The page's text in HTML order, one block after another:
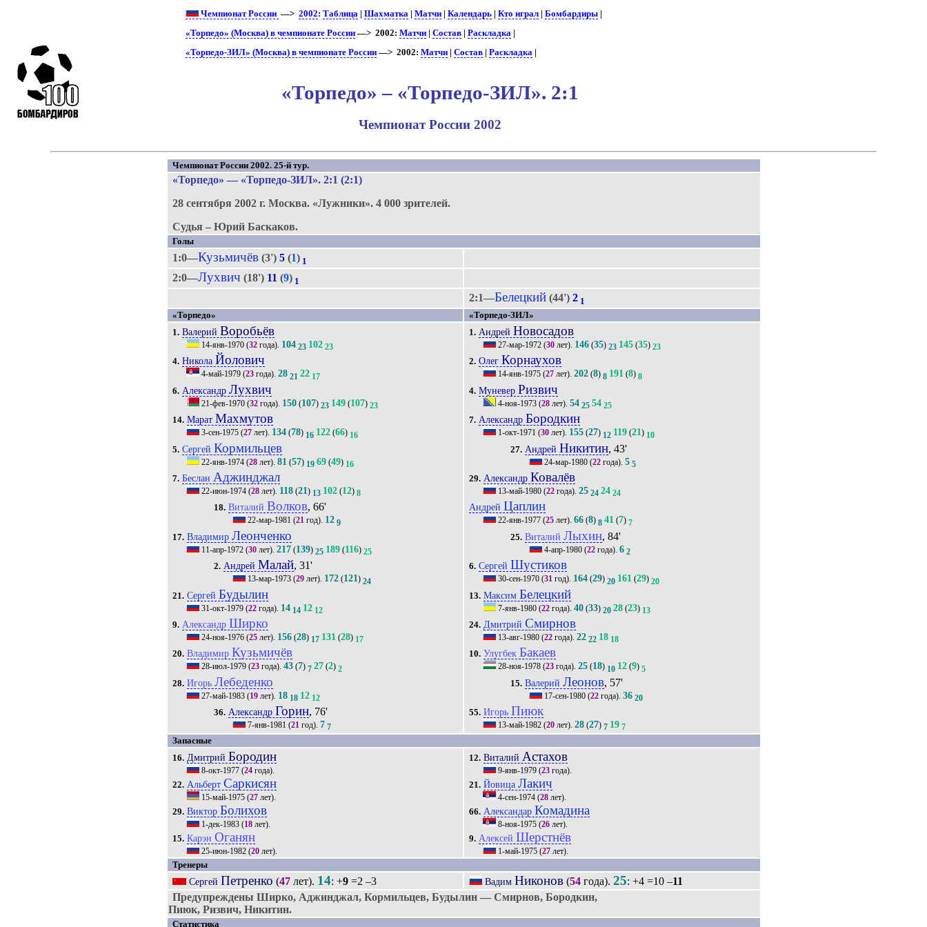
Чемпионат России —>2002:Таблица |Шахматка |Матчи |Календарь |Кто играл |Бомбардиры
«Торпедо» (Москва) в чемпионате России —> 2002:Матчи |Состав |Раскладка |
«Торпедо-ЗИЛ» (Москва) в чемпионате России —> 2002:Матчи |Состав |Раскладка |
«Торпедо» – «Торпедо-ЗИЛ». 2:1
Чемпионат России 2002
Чемпионат России 2002. 25-й тур.
«Торпедо» — «Торпедо-ЗИЛ». 2:1 (2:1)
28 сентября 2002 г.Москва. «Лужники».4 000 зрителей.
Судья – Юрий Баскаков.
Голы
1:0—Кузьмичёв (3')5 (1) 1
2:0—Лухвич (18') 11 (9) 1
2:1—Белецкий (44')2 1
«Торпедо»
«Торпедо-ЗИЛ»
1. Валерий Воробьёв
14-янв-1970 (32 года). 104 23 102 23
4. НиколаЙолович
4-май-1979 (23 года).28 21 22 17
6. АлександрЛухвич
21-фев-1970 (32 года). 150 (107) 23 149 (107) 23
14. Марат Махмутов
3-сен-1975 (27 лет). 134 (78) 16 122 (66) 16
5. Сергей Кормильцев
22-янв-1974 (28 лет).81 (57) 19 69 (49) 16
7. Беслан Аджинджал
22-июн-1974 (28 лет). 118 (21) 13 102 (12) 8
18. ВиталийВолков, 66'
22-мар-1981 (21год). 12 9
17. ВладимирЛеонченко
11-апр-1972 (30 лет).217 (139) 25 189 (116) 25
2. Андрей Малай, 31'
13-мар-1973(29лет). 172(121) 24
21. Сергей Будылин
31-окт-1979 (22 года). 14 14 12 12
9. Александр Ширко
24-ноя-1976 (25 лет). 156 (28) 17 131 (28) 17
20. ВладимирКузьмичёв
28-июл-1979 (23 года).43 (7) 7 27 (2) 2
28. ИгорьЛебеденко
27-май-1983 (19 лет). 18 18 12 12
36. Александр Горин, 76'
7-янв-1981 (21год). 7 7
1. Андрей Новосадов
27-мар-1972 (30 лет). 146 (35) 23 145 (35) 23
2. ОлегКорнаухов
14-янв-1975 (27 лет).202 (8) 8 191 (8) 8
4. Муневер Ризвич
4-ноя-1973 (28 лет).54 25 54 25
7. Александр Бородкин
1-окт-1971 (30 лет). 155 (27) 12 119 (21) 10
27. Андрей Никитин, 43'
24-мар-1980(22года). 5 5
29. Александр Ковалёв
13-май-1980 (22 года).25 24 24 24
АндрейЦаплин
22-янв-1977 (25 лет).66 (8) 8 41 (7) 7
25. ВиталийЛыхин, 84'
4-апр-1980(22года). 6 2
6. Сергей Шустиков
30-сен-1970 (31 год). 164 (29) 20 161 (29) 20
13. Максим Белецкий
7-янв-1980 (22 года).40 (33) 20 28 (23) 13
24. ДмитрийСмирнов
13-авг-1980 (22 года).22 22 18 18
10. УлугбекБакаев
28-ноя-1978 (23 года).25 (18) 10 12 (9) 5
15. ВалерийЛеонов, 57'
17-сен-1980(22года). 36 20
55. Игорь Пиюк
13-май-1982 (20 лет).28 (27) 7 19 7
Запасные
16. Дмитрий Бородин
8-окт-1977 (24 года).
22. АльбертСаркисян
15-май-1975 (27 лет).
29. Виктор Болихов
1-дек-1983 (18 лет).
15. КарэнОганян
25-июн-1982 (20 лет).
12. Виталий Астахов
9-янв-1979 (23 года).
21. ЙовицаЛакич
4-сен-1974 (28 лет).
66. Александар Комадина
8-ноя-1975 (26 лет).
9. Алексей Шерстнёв
1-май-1975 (27 лет).
Тренеры
Сергей Петренко (47 лет). 14: +9 =2 –3 Вадим Никонов (54 года).25: +4 =10 –11
Предупреждены Ширко, Аджинджал, Кормильцев, Будылин — Смирнов, Бородкин,
Пиюк, Ризвич, Никитин.
Статистика